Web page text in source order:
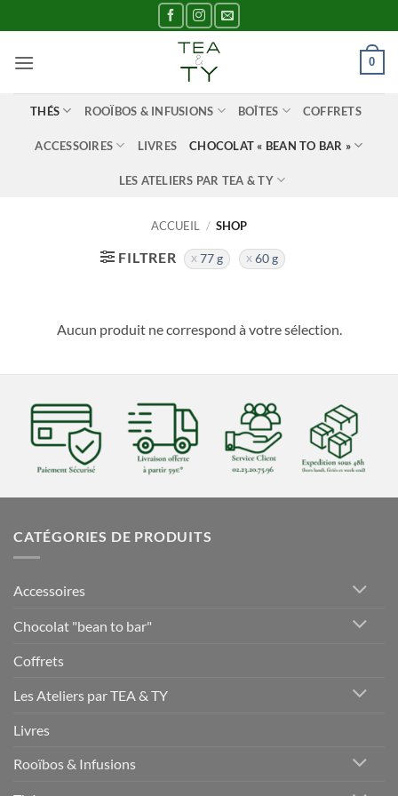
au
contenu
0
THÉS ROOÏBOS & INFUSIONS BOÎTES COFFRETS
ACCESSOIRES LIVRES CHOCOLAT « BEAN TO BAR »
LES ATELIERS PAR TEA & TY
ACCUEIL / SHOP
FILTRER 77 g 60 g
Aucun produit ne correspond à votre sélection.
CATÉGORIES DE PRODUITS
Accessoires
Chocolat "bean to bar"
Coffrets
Les Ateliers par TEA & TY
Livres
Rooïbos & Infusions